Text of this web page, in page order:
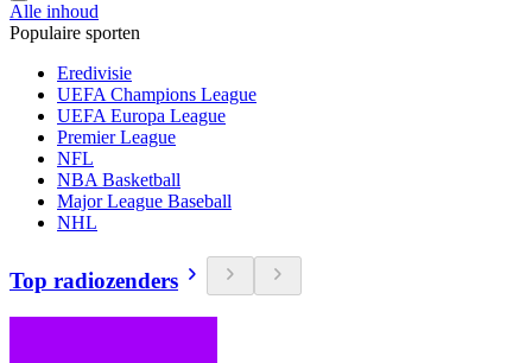
Alle inhoud
Populaire sporten
Eredivisie
UEFA Champions League
UEFA Europa League
Premier League
NFL
NBA Basketball
Major League Baseball
NHL
Top radiozenders